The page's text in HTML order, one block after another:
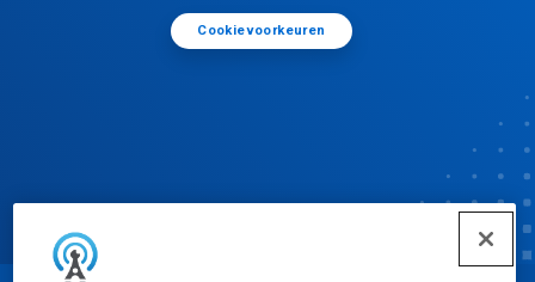
Cookievoorkeuren